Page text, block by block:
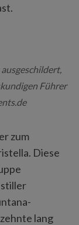
Führer
zum
Diese
lang